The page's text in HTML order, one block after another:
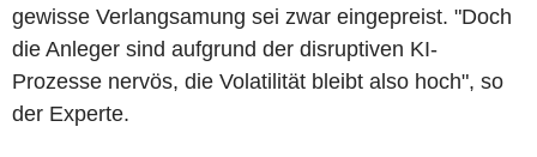
gewisse Verlangsamung sei zwar eingepreist. "Doch
die Anleger sind aufgrund der disruptiven KI-
Prozesse nervös, die Volatilität bleibt also hoch", so
der Experte.